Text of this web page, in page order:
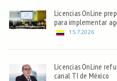
Licencias OnLine
para implementar
15.7.2026
Licencias OnLine
canal TI de México